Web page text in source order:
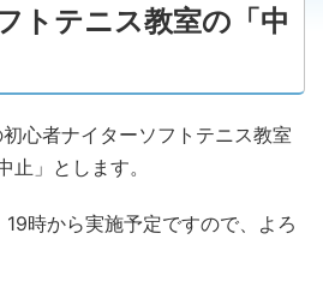
トテニス教室の「中
心者ナイターソフトテニス教室
止」とします。
時から実施予定ですので、よろ